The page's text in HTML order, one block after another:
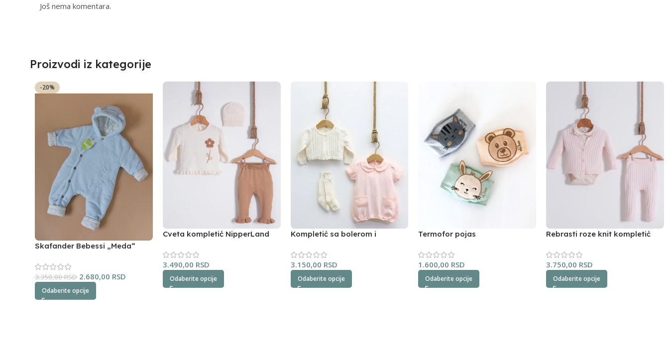
Još nema komentara.
Proizvodi iz kategorije
-20%
Skafander Bebessi „Meda“
3.350,00RSD 2.680,00 RSD
Odaberite opcije
Cveta kompletić NipperLand
3.490,00 RSD
Odaberite opcije
Kompletić sa bolerom i
3.150,00 RSD
Odaberite opcije
Termofor pojas
1.600,00 RSD
Odaberite opcije
Rebrasti roze knit kompletić
3.750,00 RSD
Odaberite opcije